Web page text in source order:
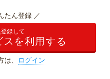
たん登録 ／
録して
を利用する
、 ログイン